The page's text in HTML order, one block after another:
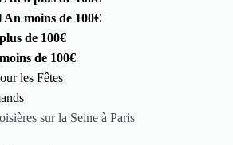
moins de 100€
de 100€
de 100€
les Fêtes